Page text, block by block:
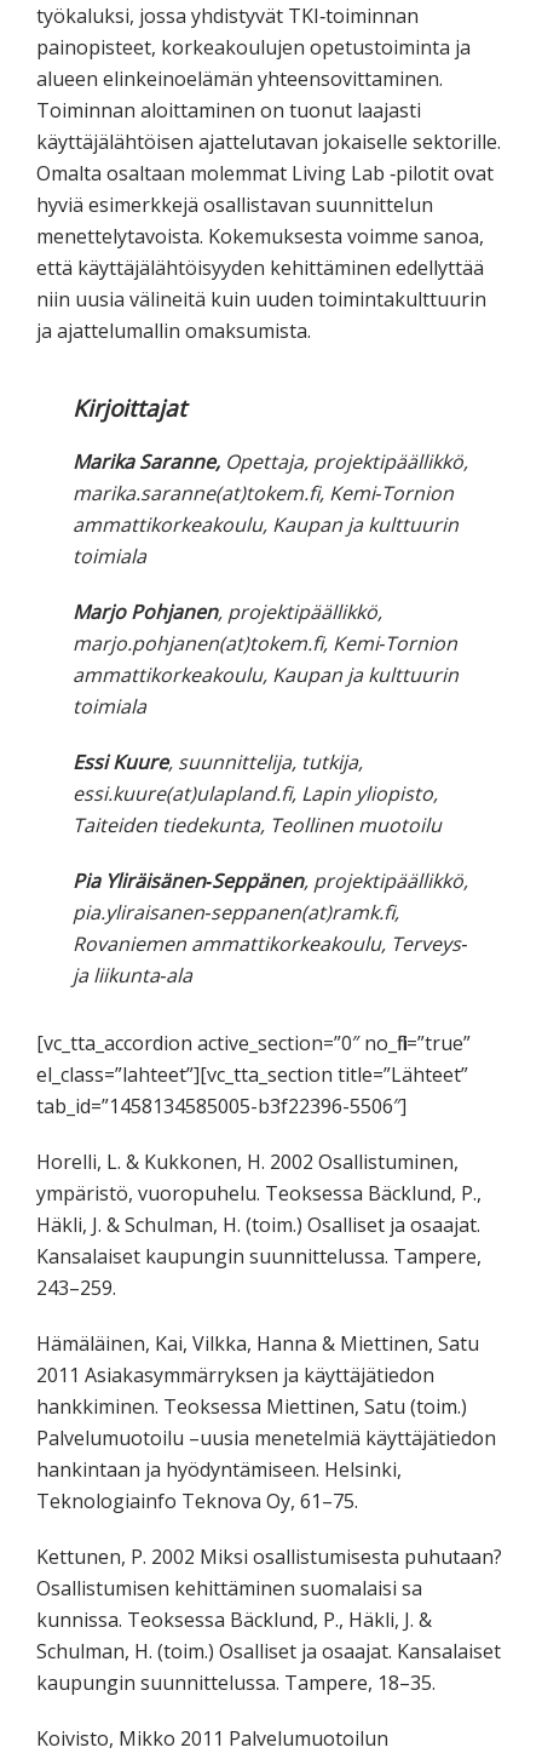
työkaluksi, jossa yhdistyvät TKI‐toiminnan
painopisteet, korkeakoulujen opetustoiminta ja
alueen elinkeinoelämän yhteensovittaminen.
Toiminnan aloittaminen on tuonut laajasti
käyttäjälähtöisen ajattelutavan jokaiselle sektorille.
Omalta osaltaan molemmat Living Lab ‐pilotit ovat
hyviä esimerkkejä osallistavan suunnittelun
menettelytavoista. Kokemuksesta voimme sanoa,
että käyttäjälähtöisyyden kehittäminen edellyttää
niin uusia välineitä kuin uuden toimintakulttuurin
ja ajattelumallin omaksumista.
Kirjoittajat
Marika Saranne, Opettaja, projektipäällikkö,
marika.saranne(at)tokem.fi, Kemi‐Tornion
ammattikorkeakoulu, Kaupan ja kulttuurin
toimiala
Marjo Pohjanen, projektipäällikkö,
marjo.pohjanen(at)tokem.fi, Kemi‐Tornion
ammattikorkeakoulu, Kaupan ja kulttuurin
toimiala
Essi Kuure, suunnittelija, tutkija,
essi.kuure(at)ulapland.fi, Lapin yliopisto,
Taiteiden tiedekunta, Teollinen muotoilu
Pia Yliräisänen‐Seppänen, projektipäällikkö,
pia.yliraisanen‐seppanen(at)ramk.fi,
Rovaniemen ammattikorkeakoulu, Terveys‐
ja liikunta‐ala
[vc_tta_accordion active_section=”0″ no_fill=”true”
el_class=”lahteet”][vc_tta_section title=”Lähteet”
tab_id=”1458134585005-b3f22396-5506″]
Horelli, L. & Kukkonen, H. 2002 Osallistuminen,
ympäristö, vuoropuhelu. Teoksessa Bäcklund, P.,
Häkli, J. & Schulman, H. (toim.) Osalliset ja osaajat.
Kansalaiset kaupungin suunnittelussa. Tampere,
243–259.
Hämäläinen, Kai, Vilkka, Hanna & Miettinen, Satu
2011 Asiakasymmärryksen ja käyttäjätiedon
hankkiminen. Teoksessa Miettinen, Satu (toim.)
Palvelumuotoilu –uusia menetelmiä käyttäjätiedon
hankintaan ja hyödyntämiseen. Helsinki,
Teknologiainfo Teknova Oy, 61–75.
Kettunen, P. 2002 Miksi osallistumisesta puhutaan?
Osallistumisen kehittäminen suomalaisi sa
kunnissa. Teoksessa Bäcklund, P., Häkli, J. &
Schulman, H. (toim.) Osalliset ja osaajat. Kansalaiset
kaupungin suunnittelussa. Tampere, 18–35.
Koivisto, Mikko 2011 Palvelumuotoilun